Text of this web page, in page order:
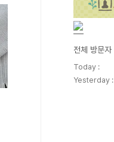
전체 방문자
Today :
Yesterday :